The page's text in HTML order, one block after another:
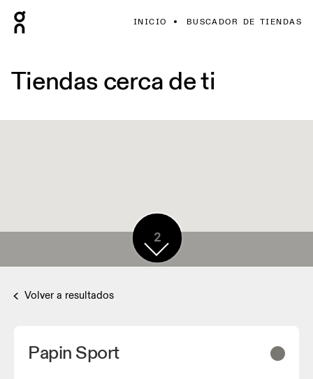
INICIO BUSCADOR DE TIENDAS
Tiendas cerca de ti
2
Volver a resultados
Papin Sport